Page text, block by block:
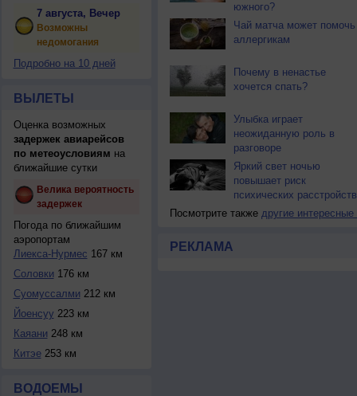
7 августа, Вечер
Возможны
недомогания
Подробно на 10 дней
ВЫЛЕТЫ
Оценка возможных
задержек авиарейсов
по метеоусловиям на
ближайшие сутки
Велика вероятность
задержек
Погода по ближайшим
аэропортам
Лиекса-Нурмес 167 км
Соловки 176 км
Суомуссалми 212 км
Йоенсуу 223 км
Каяани 248 км
Китэе253 км
ВОДОЕМЫ
южного?
Чай матча может помочь
аллергикам
Почему в ненастье
хочется спать?
Улыбка играет
неожиданную роль в
разговоре
Яркий свет ночью
повышает риск
психических расстройств
Посмотрите также другие интересные
РЕКЛАМА